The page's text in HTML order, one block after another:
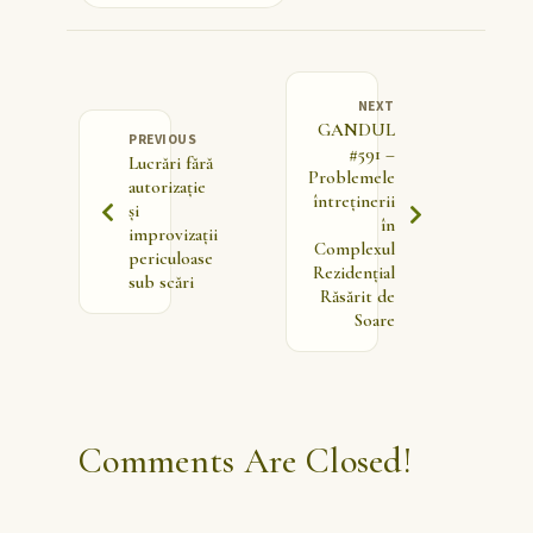
PREVIOUS
Lucrări fără
autorizație
și
improvizații
periculoase
sub scări
NEXT
GANDUL
#591 –
Problemele
întreținerii
în
Complexul
Rezidențial
Răsărit de
Soare
Comments Are Closed!